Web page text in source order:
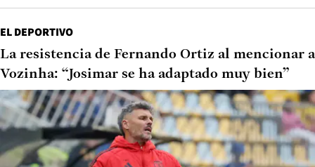
EL DEPORTIVO
La resistencia de Fernando Ortiz al mencionar a
Vozinha: “Josimar se ha adaptado muy bien”